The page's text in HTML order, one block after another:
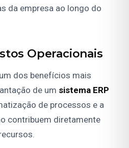
da empresa ao longo do
Operacionais
dos benefícios mais
de um sistema ERP
de processos e a
contribuem diretamente